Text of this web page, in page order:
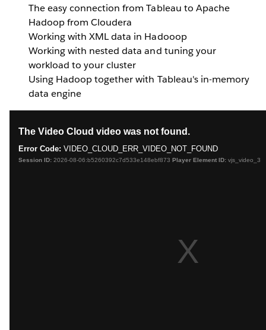
The easy connection from Tableau to Apache
Hadoop from Cloudera
Working with XML data in Hadooop
Working with nested data and tuning your
workload to your cluster
Using Hadoop together with Tableau's in-memory
data engine